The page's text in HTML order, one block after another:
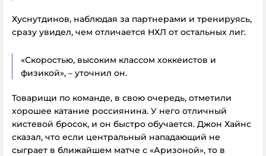
Хуснутдинов, наблюдая за партнерами и тренируясь,
сразу увидел, чем отличается НХЛ от остальных лиг.
«Скоростью, высоким классом хоккеистов и
физикой», – уточнил он.
Товарищи по команде, в свою очередь, отметили
хорошее катание россиянина. У него отличный
кистевой бросок, и он быстро обучается. Джон Хайнс
сказал, что если центральный нападающий не
сыграет в ближайшем матче с «Аризоной», то в